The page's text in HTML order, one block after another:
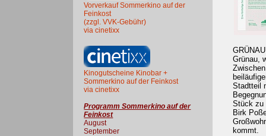
Vorverkauf Sommerkino auf der
Feinkost
(zzgl. VVK-Gebühr)
via cinetixx
Kinogutscheine Kinobar +
Sommerkino auf der Feinkost
via cinetixx
Programm Sommerkino auf der
Feinkost
August
September
Grünau,
Stadtteil
Stück zu
Birk
kommt.